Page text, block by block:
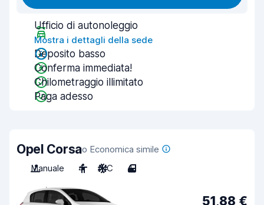
Ufficio di autonoleggio
Mostra i dettagli della sede
Deposito basso
Conferma immediata!
Chilometraggio illimitato
Paga adesso
Opel Corsao Economica simile
Manuale
4 A/C 4
51,88 €